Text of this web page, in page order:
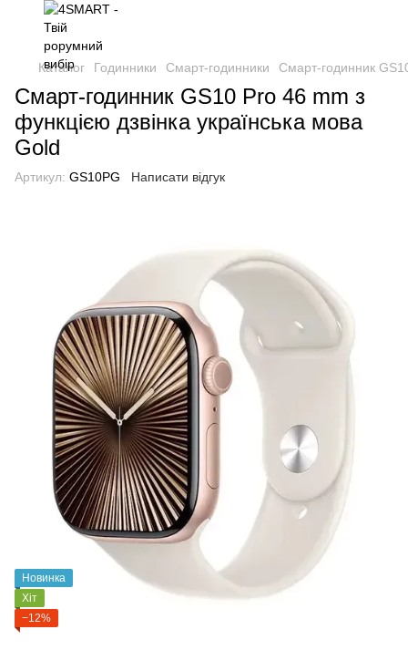
Каталог Годинники Смарт-годинники Смарт-годинник
Смарт-годинник GS10 Pro 46 mm з
функцією дзвінка українська мова
Gold
Артикул: GS10PG Написати відгук
Новинка
Хіт
−12%